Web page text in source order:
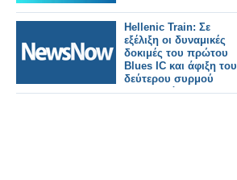
Hellenic Train: Σε
εξέλιξη οι δυναμικές
δοκιμές του πρώτου
Blues IC και άφιξη του
δεύτερου συρμού
στην Ελλάδα.